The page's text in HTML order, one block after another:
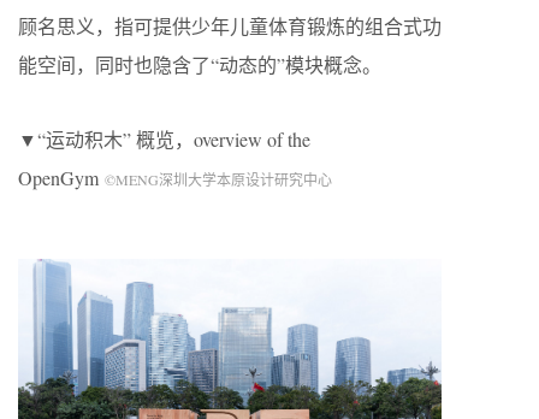
顾名思义，指可提供少年儿童体育锻炼的组合式功
能空间，同时也隐含了“动态的”模块概念。
▼“运动积木” 概览，overview of the
OpenGym ©MENG深圳大学本原设计研究中心